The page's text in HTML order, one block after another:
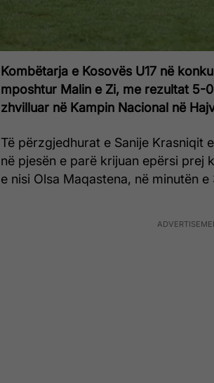
Kombëtarja e Kosovës U17 në
mposhtur Malin e Zi, me rezultat 5-
zhvilluar në Kampin Nacional në
Të përzgjedhurat e Sanije Krasniqit
në pjesën e parë krijuan epërsi prej
e nisi Olsa Maqastena, në minutën e